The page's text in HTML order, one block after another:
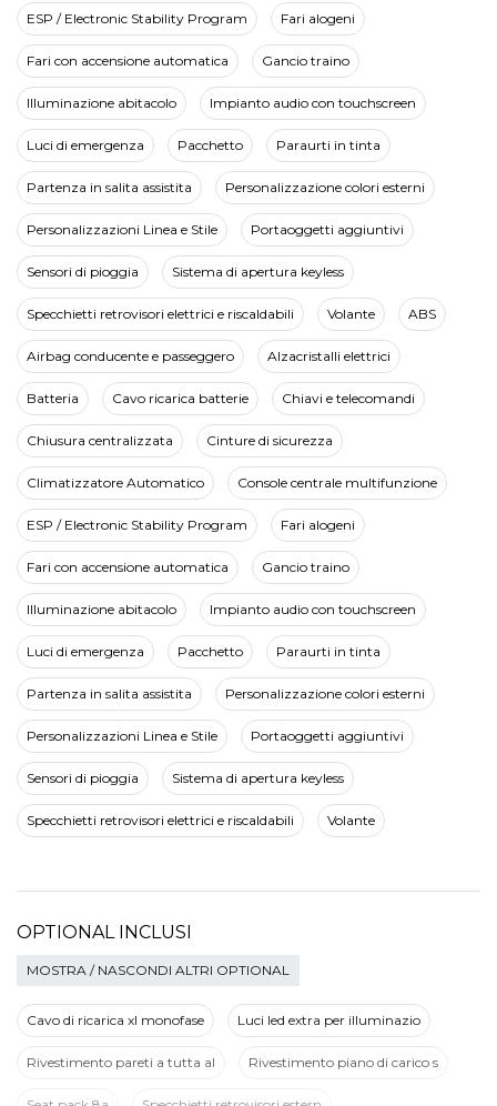
ESP / Electronic Stability Program Fari alogeni
Fari con accensione automatica Gancio traino
Illuminazione abitacolo Impianto audio con touchscreen
Luci di emergenza Pacchetto Paraurti in tinta
Partenza in salita assistita Personalizzazione colori esterni
Personalizzazioni Linea e Stile Portaoggetti aggiuntivi
Sensori di pioggia Sistema di apertura keyless
Specchietti retrovisori elettrici e riscaldabili Volante ABS
Airbag conducente e passeggero Alzacristalli elettrici
Batteria Cavo ricarica batterie Chiavi e telecomandi
Chiusura centralizzata Cinture di sicurezza
Climatizzatore Automatico Console centrale multifunzione
ESP / Electronic Stability Program Fari alogeni
Fari con accensione automatica Gancio traino
Illuminazione abitacolo Impianto audio con touchscreen
Luci di emergenza Pacchetto Paraurti in tinta
Partenza in salita assistita Personalizzazione colori esterni
Personalizzazioni Linea e Stile Portaoggetti aggiuntivi
Sensori di pioggia Sistema di apertura keyless
Specchietti retrovisori elettrici e riscaldabili Volante
OPTIONAL INCLUSI
MOSTRA / NASCONDI ALTRI OPTIONAL
Cavo di ricarica xl monofase Luci led extra per illuminazio
Rivestimento pareti a tutta al Rivestimento piano di carico s